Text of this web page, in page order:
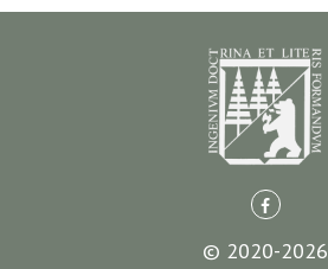
© 2020-2026